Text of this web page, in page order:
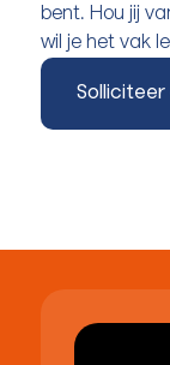
bent. Hou jij
wil je het vak